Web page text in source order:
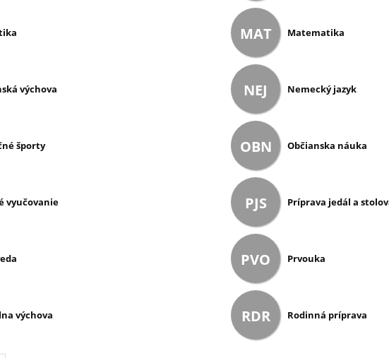
MAT Matematika
výchova NEJ Nemecký jazyk
športy OBN Občianska náuka
vyučovanie PJS Príprava jedál a
PVO Prvouka
výchova RDR Rodinná príprava